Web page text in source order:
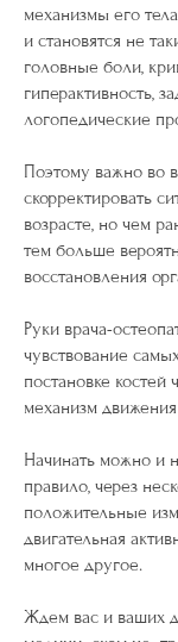
механизмы его
и становятся не
головные боли,
гиперактивность,
логопедические
Поэтому важно во
скорректировать
возрасте, но чем
тем больше
восстановления
Руки врача-
чувствование
постановке костей
механизм
Начинать можно и
правило, через
положительные
двигательная
многое другое.
Ждем вас и ваших